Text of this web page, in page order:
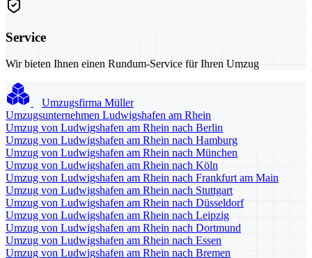
Service
Wir bieten Ihnen einen Rundum-Service für Ihren Umzug
Umzugsfirma Müller
Umzugsunternehmen Ludwigshafen am Rhein
Umzug von Ludwigshafen am Rhein nach Berlin
Umzug von Ludwigshafen am Rhein nach Hamburg
Umzug von Ludwigshafen am Rhein nach München
Umzug von Ludwigshafen am Rhein nach Köln
Umzug von Ludwigshafen am Rhein nach Frankfurt am Main
Umzug von Ludwigshafen am Rhein nach Stuttgart
Umzug von Ludwigshafen am Rhein nach Düsseldorf
Umzug von Ludwigshafen am Rhein nach Leipzig
Umzug von Ludwigshafen am Rhein nach Dortmund
Umzug von Ludwigshafen am Rhein nach Essen
Umzug von Ludwigshafen am Rhein nach Bremen